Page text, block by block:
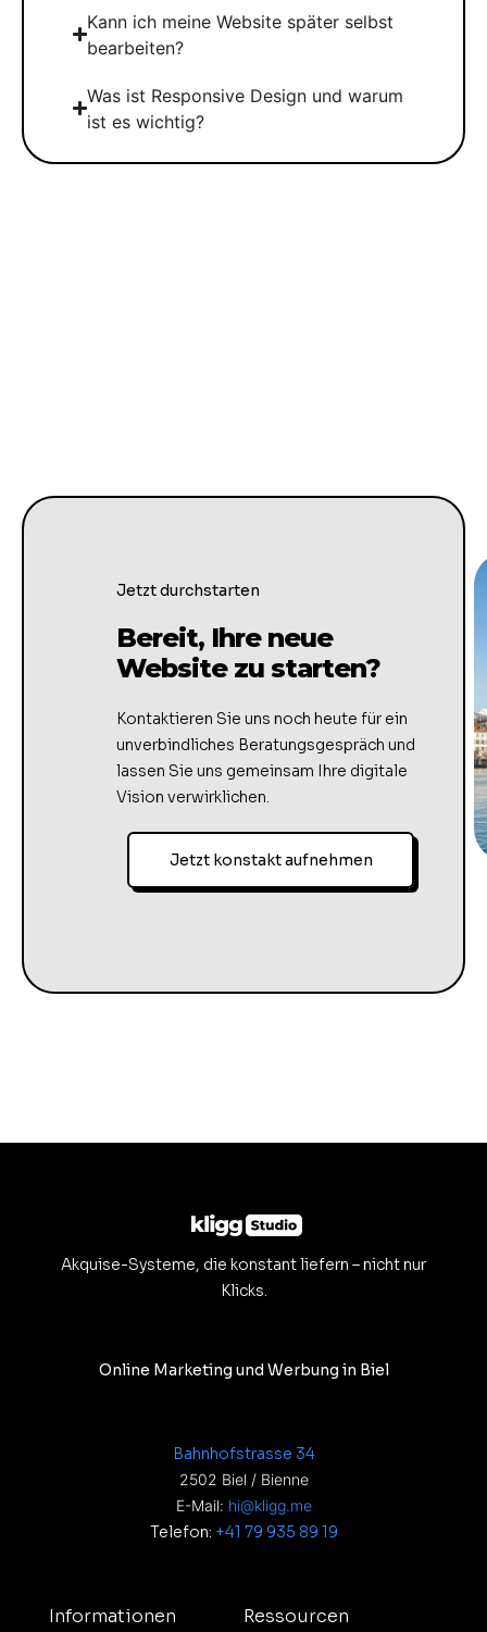
Kann ich meine Website später selbst
bearbeiten?
Was ist Responsive Design und warum
ist es wichtig?
Jetzt durchstarten
Bereit, Ihre neue
Website zu starten?
Kontaktieren Sie uns noch heute für ein
unverbindliches Beratungsgespräch und
lassen Sie uns gemeinsam Ihre digitale
Vision verwirklichen.
Jetzt konstakt aufnehmen
Akquise-Systeme, die konstant liefern – nicht nur
Klicks.
Online Marketing und Werbung in Biel
Bahnhofstrasse 34
2502 Biel / Bienne
E-Mail: hi@kligg.me
Telefon: +41 79 935 89 19
Informationen
Ressourcen